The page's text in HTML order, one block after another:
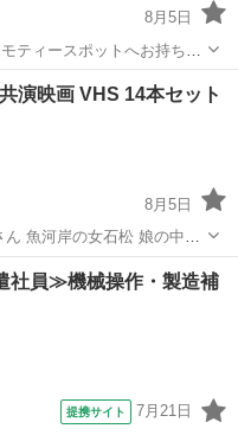
8月5日
ィースポットへお持ち込
ジャー用品、こども用品、
などが無料でまとめて持
DVD
8月5日
魚河岸の女石松 娘の中の
恋愛自由型 娘十八御意見無
通 べらんめえ芸者 佐渡へ
レイ 美空ひばり
社員≫機械操作・製造補
提携サイト 7月21日